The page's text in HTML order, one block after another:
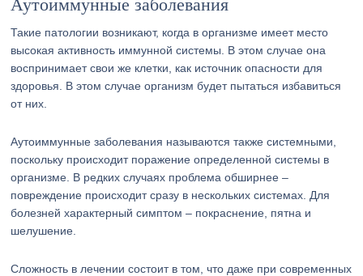
Аутоиммунные заболевания
Такие патологии возникают, когда в организме имеет место
высокая активность иммунной системы. В этом случае она
воспринимает свои же клетки, как источник опасности для
здоровья. В этом случае организм будет пытаться избавиться
от них.
Аутоиммунные заболевания называются также системными,
поскольку происходит поражение определенной системы в
организме. В редких случаях проблема обширнее –
повреждение происходит сразу в нескольких системах. Для
болезней характерный симптом – покраснение, пятна и
шелушение.
Сложность в лечении состоит в том, что даже при современных